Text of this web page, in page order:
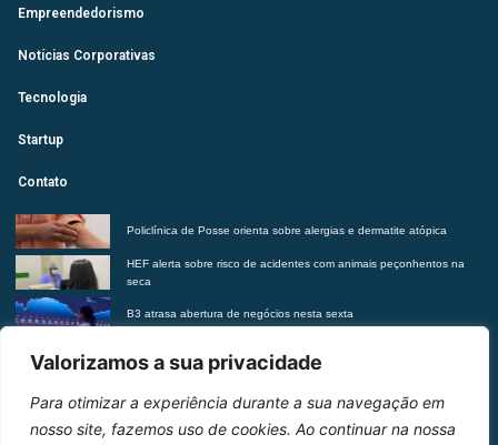
Valorizamos a sua privacidade
Para otimizar a experiência durante a sua navegação em
nosso site, fazemos uso de cookies. Ao continuar na nossa
Empreendedorismo
Notícias Corporativas
Tecnologia
Startup
Contato
Policlínica de Posse orienta sobre alergias e dermatite atópica
HEF alerta sobre risco de acidentes com animais peçonhentos na
seca
B3 atrasa abertura de negócios nesta sexta
2027
Entre em contato